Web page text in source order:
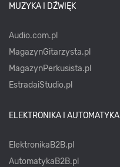
MUZYKA I DŹWIĘK
Audio.com.pl
MagazynGitarzysta.pl
MagazynPerkusista.pl
EstradaiStudio.pl
ELEKTRONIKA I AUTOMATYKA
ElektronikaB2B.pl
AutomatykaB2B.pl